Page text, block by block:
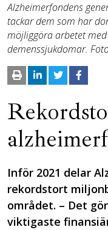
Alzheimerfondens
tackar dem som har
möjliggöra arbetet
demenssjukdomar.
Inför 2021 delar
rekordstort
området. – Det
viktigaste